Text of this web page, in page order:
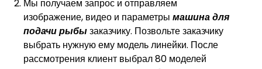
Мы получаем запрос и отправляем
изображение, видео и параметры машина для
подачи рыбызаказчику. Позвольте заказчику
выбрать нужную ему модель линейки. После
рассмотрения клиент выбрал 80 моделей